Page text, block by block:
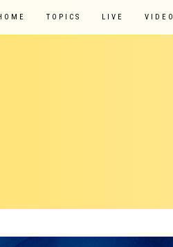
TOPICS LIVE VIDEO